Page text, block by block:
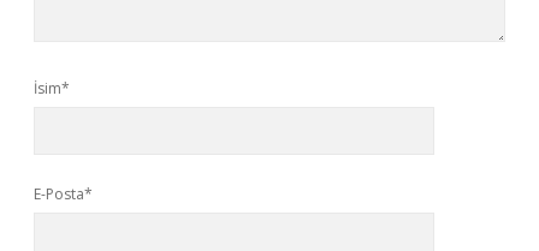
İsim*
E-Posta*